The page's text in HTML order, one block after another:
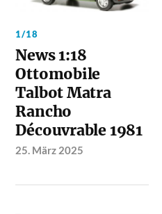
1/18
News 1:18
Ottomobile
Talbot Matra
Rancho
Découvrable 1981
25. März 2025